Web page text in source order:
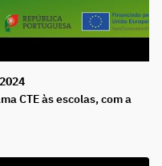
CTE às escolas, com a